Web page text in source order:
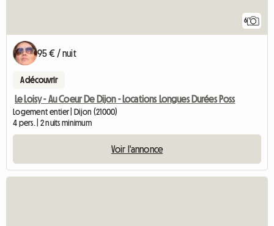
6
95 € / nuit
A découvrir
Le Loisy - Au Coeur De Dijon - Locations Longues Durées Poss
Logement entier | Dijon (21000)
4 pers. | 2 nuits minimum
Voir l'annonce